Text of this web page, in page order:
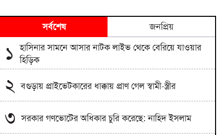
সর্বশেষ জনপ্রিয়
১ হাসিনার সামনে আসার নাটক লাইভ থেকে বেরিয়ে যাওয়ার
হিড়িক
২ বগুড়ায় প্রাইভেটকারের ধাক্কায় প্রাণ গেল স্বামী-স্ত্রীর
৩ সরকার গণভোটের অধিকার চুরি করেছে: নাহিদ ইসলাম